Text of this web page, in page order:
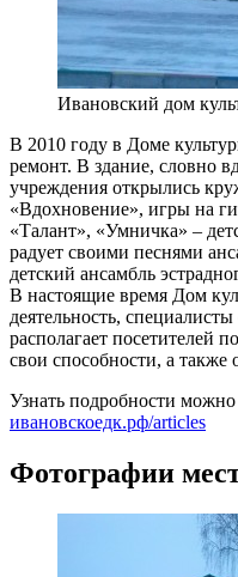
Ивановский дом
В 2010 году в Доме
ремонт. В здание, словно
учреждения открылись
«Вдохновение», игры на
«Талант», «Умничка» –
радует своими песнями
детский ансамбль
В настоящие время Дом
деятельность,
располагает посетителей
свои способности, а также
Узнать подробности
ивановскоедк.рф/articles
Фотографии